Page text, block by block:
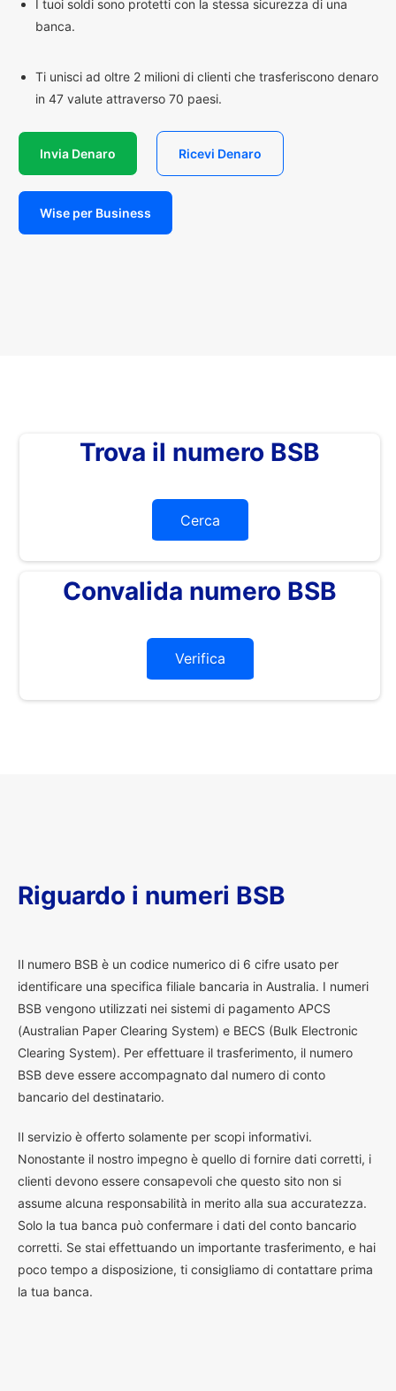
I tuoi soldi sono protetti con la stessa sicurezza di una
banca.
Ti unisci ad oltre 2 milioni di clienti che trasferiscono denaro
in 47 valute attraverso 70 paesi.
Invia Denaro Ricevi Denaro
Wise per Business
Trova il numero BSB
Cerca
Convalida numero BSB
Verifica
Riguardo i numeri BSB
Il numero BSB è un codice numerico di 6 cifre usato per
identificare una specifica filiale bancaria in Australia. I numeri
BSB vengono utilizzati nei sistemi di pagamento APCS
(Australian Paper Clearing System) e BECS (Bulk Electronic
Clearing System). Per effettuare il trasferimento, il numero
BSB deve essere accompagnato dal numero di conto
bancario del destinatario.
Il servizio è offerto solamente per scopi informativi.
Nonostante il nostro impegno è quello di fornire dati corretti, i
clienti devono essere consapevoli che questo sito non si
assume alcuna responsabilità in merito alla sua accuratezza.
Solo la tua banca può confermare i dati del conto bancario
corretti. Se stai effettuando un importante trasferimento, e hai
poco tempo a disposizione, ti consigliamo di contattare prima
la tua banca.